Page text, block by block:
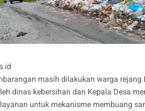
masih dilakukan warga rejang
dinas kebersihan dan Kepala Desa
untuk mekanisme membuang